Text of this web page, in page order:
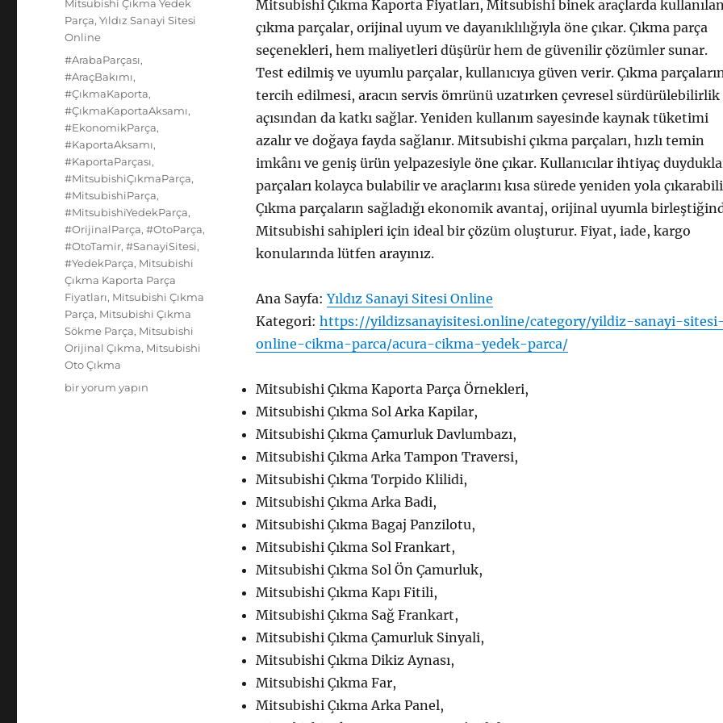
Mitsubishi Çıkma Kaporta Fiyatları, Mitsubishi binek araçlarda
çıkma parçalar, orijinal uyum ve dayanıklılığıyla öne çıkar. Çıkma parça
seçenekleri, hem maliyetleri düşürür hem de güvenilir çözümler sunar.
Test edilmiş ve uyumlu parçalar, kullanıcıya güven verir. Çıkma
tercih edilmesi, aracın servis ömrünü uzatırken çevresel sürdürülebilirlik
açısından da katkı sağlar. Yeniden kullanım sayesinde kaynak tüketimi
azalır ve doğaya fayda sağlanır. Mitsubishi çıkma parçaları, hızlı temin
imkânı ve geniş ürün yelpazesiyle öne çıkar. Kullanıcılar ihtiyaç
parçaları kolayca bulabilir ve araçlarını kısa sürede yeniden yola
Çıkma parçaların sağladığı ekonomik avantaj, orijinal uyumla
Mitsubishi sahipleri için ideal bir çözüm oluşturur. Fiyat, iade, kargo
konularında lütfen arayınız.
Ana Sayfa:Yıldız Sanayi Sitesi Online
Kategori: https://yildizsanayisitesi.online/category/yildiz-sanayi-
online-cikma-parca/acura-cikma-yedek-parca/
Mitsubishi Çıkma Kaporta Parça Örnekleri,
Mitsubishi Çıkma Sol Arka Kapilar,
Mitsubishi Çıkma Çamurluk Davlumbazı,
Mitsubishi Çıkma Arka Tampon Traversi,
Mitsubishi Çıkma Torpido Klilidi,
Mitsubishi Çıkma Arka Badi,
Mitsubishi Çıkma Bagaj Panzilotu,
Mitsubishi Çıkma Sol Frankart,
Mitsubishi Çıkma Sol Ön Çamurluk,
Mitsubishi Çıkma Kapı Fitili,
Mitsubishi Çıkma Sağ Frankart,
Mitsubishi Çıkma Çamurluk Sinyali,
Mitsubishi Çıkma Dikiz Aynası,
Mitsubishi Çıkma Far,
Mitsubishi Çıkma Arka Panel,
Mitsubishi Çıkma Yedek
Parça,Yıldız Sanayi Sitesi
Online
Etiketler
#ArabaParçası,
#AraçBakımı,
#ÇıkmaKaporta,
#ÇıkmaKaportaAksamı,
#EkonomikParça,
#KaportaAksamı,
#KaportaParçası,
#MitsubishiÇıkmaParça,
#MitsubishiParça,
#MitsubishiYedekParça,
#OrijinalParça,#OtoParça,
#OtoTamir,#SanayiSitesi,
#YedekParça, Mitsubishi
Çıkma Kaporta Parça
Fiyatları, Mitsubishi Çıkma
Parça, Mitsubishi Çıkma
Sökme Parça, Mitsubishi
Orijinal Çıkma, Mitsubishi
Oto Çıkma
Mitsubishi
bir yorum yapın